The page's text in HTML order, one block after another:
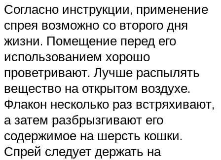
Согласно инструкции, применение
спрея возможно со второго дня
жизни. Помещение перед его
использованием хорошо
проветривают. Лучше распылять
вещество на открытом воздухе.
Флакон несколько раз встряхивают,
а затем разбрызгивают его
содержимое на шерсть кошки.
Спрей следует держать на